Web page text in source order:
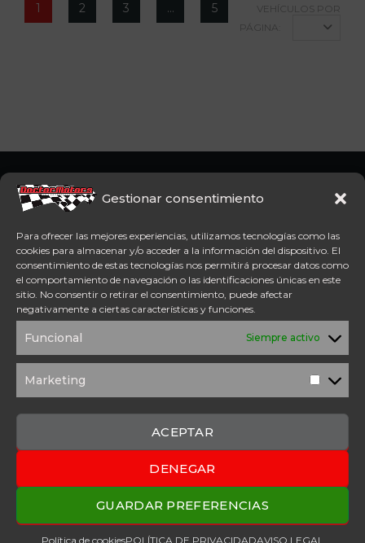
Gestionar consentimiento
Para ofrecer las mejores experiencias, utilizamos tecnologías como las
cookies para almacenar y/o acceder a la información del dispositivo. El
consentimiento de estas tecnologías nos permitirá procesar datos como
el comportamiento de navegación o las identificaciones únicas en este
sitio. No consentir o retirar el consentimiento, puede afectar
negativamente a ciertas características y funciones.
Funcional Siempre activo
Marketing
ACEPTAR
DENEGAR
GUARDAR PREFERENCIAS
Política de cookiesPOLÍTICA DE PRIVACIDADAVISO LEGAL
1 2 3 … 5
VEHÍCULOS POR
PÁGINA:
CFMoto Y Mitt. Estamos en
técnico oficial Mitt y CFMoto.
Tel: 654 98 23 30
ACCESO DIRECTO
TÉRMINOS Y
CONDICIONES
COOKIES
PRESUPUESTOCONTACTO
2025 Copyright © Doctor Motors – Desarrollado por